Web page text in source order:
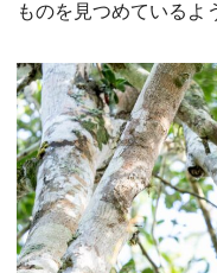
ものを見つめているよ